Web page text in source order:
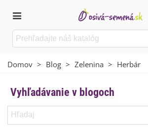
Domov > Blog > Zelenina > Herbár
Vyhľadávanie v blogoch